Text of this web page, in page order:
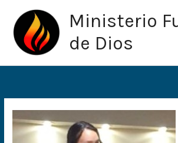
contenido
Ministerio
de Dios